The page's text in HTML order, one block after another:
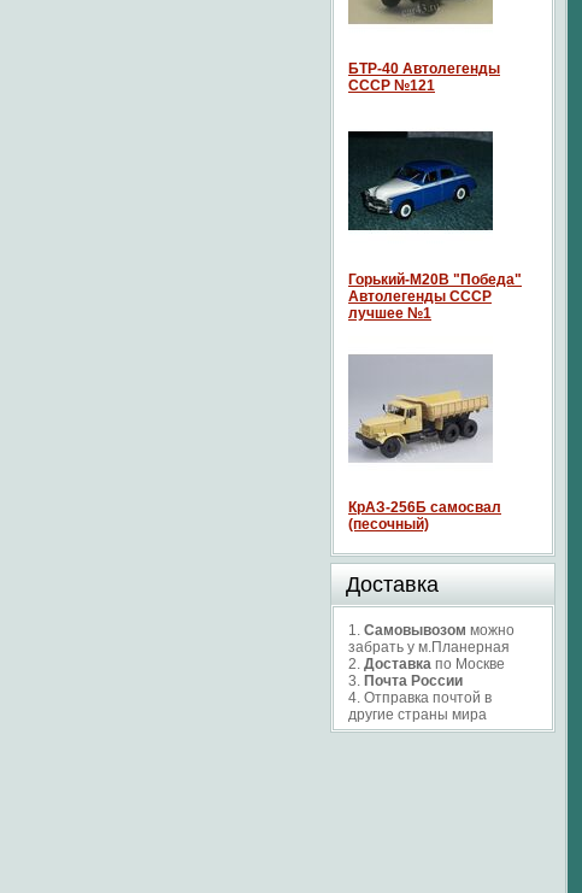
БТР-40 Автолегенды
СССР №121
Горький-М20В "Победа"
Автолегенды СССР
лучшее №1
КрАЗ-256Б самосвал
(песочный)
Доставка
1. Самовывозом можно
забрать у м.Планерная
2. Доставка по Москве
3. Почта России
4. Отправка почтой в
другие страны мира